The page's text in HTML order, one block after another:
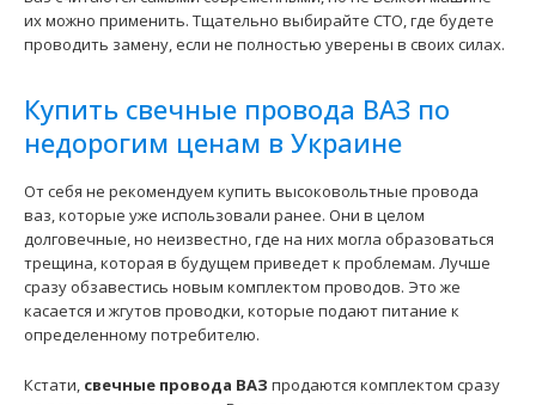
Жгут проводки системы зажигания 21144-3724026-00
4850 грн.
Применение на автомобилях семейства ВАЗ-2113, 2114,
их можно применить. Тщательно выбирайте СТО, где будете
проводить замену, если не полностью уверены в своих силах.
Купить свечные провода ВАЗ по
недорогим ценам в Украине
От себя не рекомендуем купить высоковольтные провода
ваз, которые уже использовали ранее. Они в целом
долговечные, но неизвестно, где на них могла образоваться
трещина, которая в будущем приведет к проблемам. Лучше
сразу обзавестись новым комплектом проводов. Это же
касается и жгутов проводки, которые подают питание к
определенному потребителю.
Кстати, свечные провода ВАЗ продаются комплектом сразу